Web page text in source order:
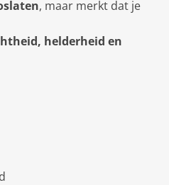
, maar merkt dat je
helderheid en